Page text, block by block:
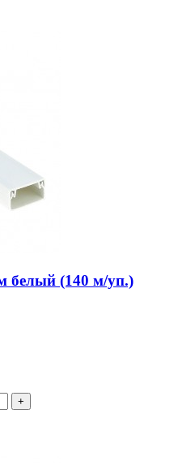
белый (140 м/уп.)